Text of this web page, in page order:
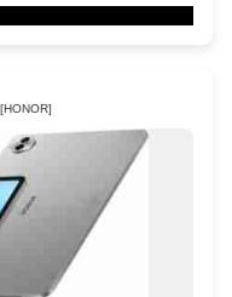
[HONOR]